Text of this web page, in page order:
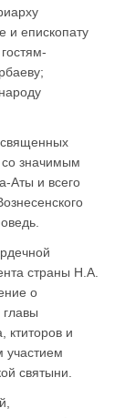
и епископату
со значимым
Аты и всего
страны Н.А.
о
ктиторов и
участием
святыни.